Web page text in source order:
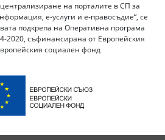
на порталите в СП за
е-услуги и е-правосъдие“, се
подкрепа на Оперативна програма
2020, съфинансирана от Европейския
социален фонд